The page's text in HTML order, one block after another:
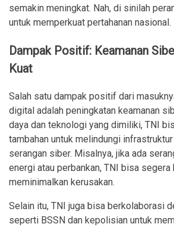
semakin meningkat. Nah, di sinilah
untuk memperkuat pertahanan nasional.
Dampak Positif: Keamanan
Kuat
Salah satu dampak positif dari
digital adalah peningkatan keamanan
daya dan teknologi yang dimiliki, TNI
tambahan untuk melindungi
serangan siber. Misalnya, jika ada
energi atau perbankan, TNI bisa segera
meminimalkan kerusakan.
Selain itu, TNI juga bisa berkolaborasi
seperti BSSN dan kepolisian untuk